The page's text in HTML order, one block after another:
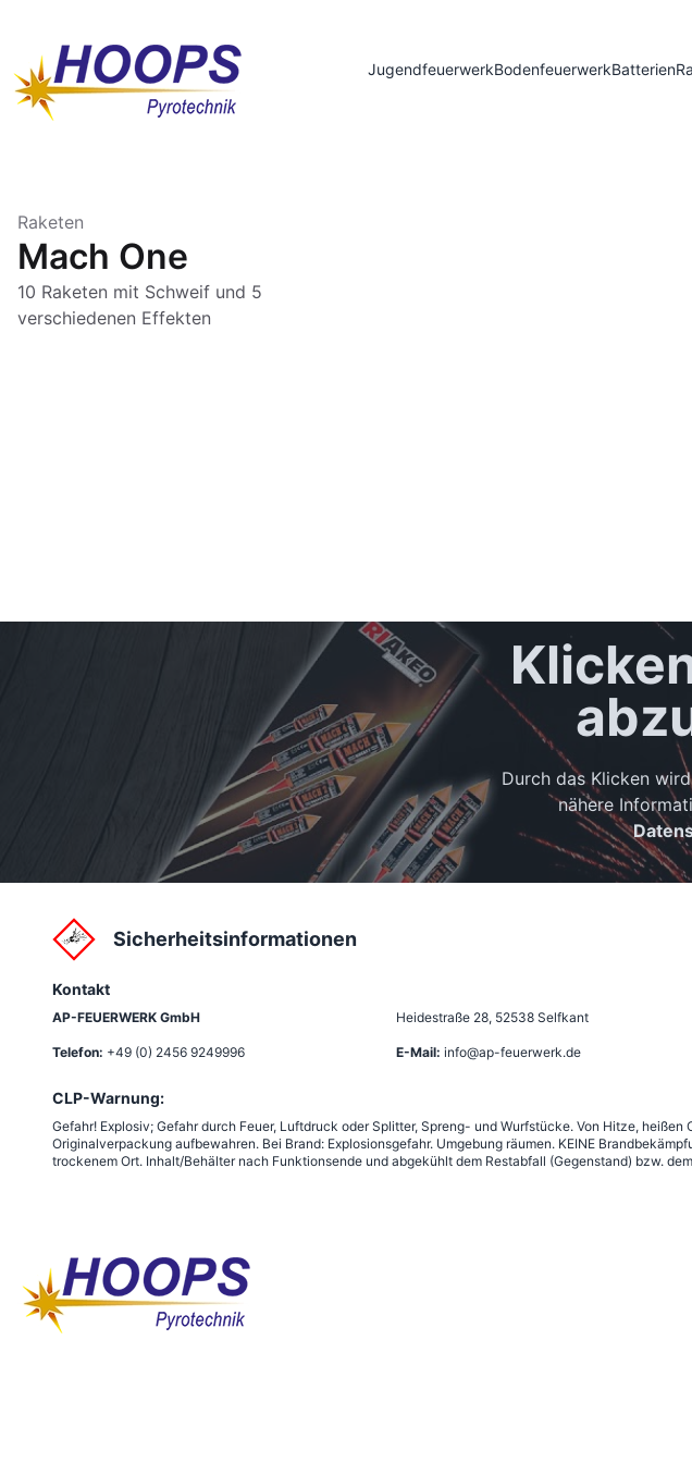
JugendfeuerwerkBodenfeuerwerkBatterien
Raketen
Mach One
10 Raketen mit Schweif und 5
verschiedenen Effekten
Durch das Klicken
nähere
Sicherheitsinformationen
Kontakt
AP-FEUERWERK GmbH Heidestraße 28, 52538 Selfkant
Telefon: +49 (0) 2456 9249996 E-Mail: info@ap-feuerwerk.de
CLP-Warnung:
Gefahr! Explosiv; Gefahr durch Feuer, Luftdruck oder Splitter, Spreng- und Wurfstücke. Von Hitze,
Originalverpackung aufbewahren. Bei Brand: Explosionsgefahr. Umgebung räumen. KEINE
trockenem Ort. Inhalt/Behälter nach Funktionsende und abgekühlt dem Restabfall (Gegenstand) bzw.